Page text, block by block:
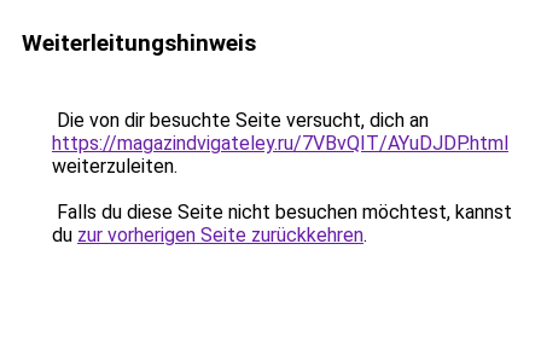
Weiterleitungshinweis
Die von dir besuchte Seite versucht, dich an
https://magazindvigateley.ru/7VBvQIT/AYuDJDP.html
weiterzuleiten.
Falls du diese Seite nicht besuchen möchtest, kannst
du zur vorherigen Seite zurückkehren.